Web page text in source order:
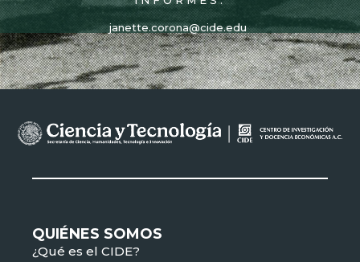
janette.corona@cide.edu
QUIÉNES SOMOS
¿Qué es el CIDE?